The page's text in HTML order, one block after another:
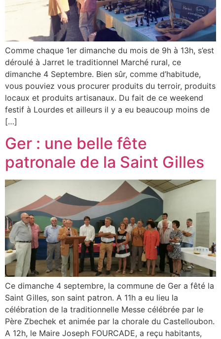
Comme chaque 1er dimanche du mois de 9h à 13h, s’est
déroulé à Jarret le traditionnel Marché rural, ce
dimanche 4 Septembre. Bien sûr, comme d’habitude,
vous pouviez vous procurer produits du terroir, produits
locaux et produits artisanaux. Du fait de ce weekend
festif à Lourdes et ailleurs il y a eu beaucoup moins de
[…]
Ger : une belle fête
patronale de la Saint Gilles
Ce dimanche 4 septembre, la commune de Ger a fêté la
Saint Gilles, son saint patron. A 11h a eu lieu la
célébration de la traditionnelle Messe célébrée par le
Père Zbechek et animée par la chorale du Castelloubon.
A 12h, le Maire Joseph FOURCADE, a reçu habitants,